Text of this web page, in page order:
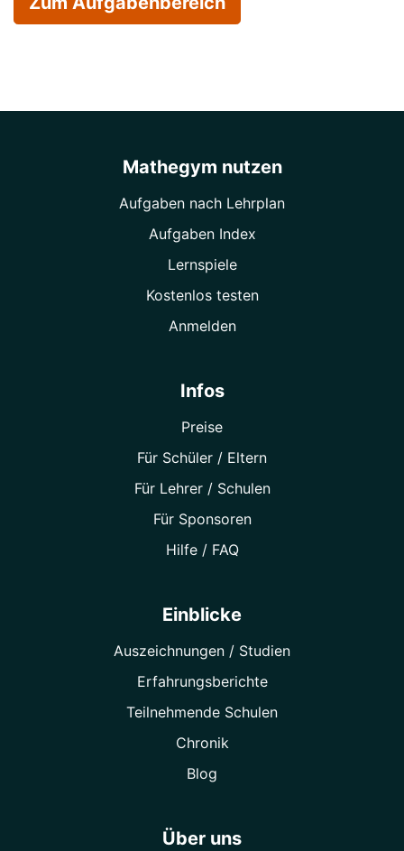
Mathegym nutzen
Aufgaben nach Lehrplan
Aufgaben Index
Lernspiele
Kostenlos testen
Anmelden
Infos
Preise
Für Schüler / Eltern
Für Lehrer / Schulen
Für Sponsoren
Hilfe / FAQ
Einblicke
Auszeichnungen / Studien
Erfahrungsberichte
Teilnehmende Schulen
Chronik
Blog
Über uns